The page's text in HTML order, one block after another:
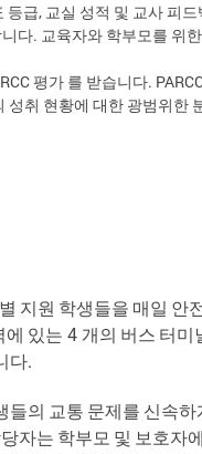
급, 교실 성적 및 교사 피
다. 교육자와 학부모를 위
평가 를 받습니다.
취 현황에 대한 광범위한
지원 학생들을 매일 안
에 있는 4 개의 버스 터미
다.
들의 교통 문제를 신속하
자는 학부모 및 보호자